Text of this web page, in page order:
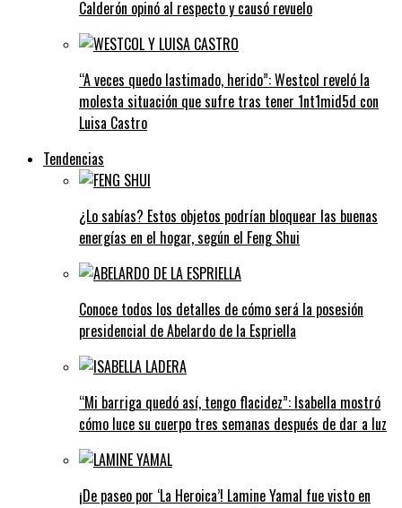
Calderón opinó al respecto y causó revuelo
“A veces quedo lastimado, herido”: Westcol reveló la
molesta situación que sufre tras tener 1nt1mid5d con
Luisa Castro
Tendencias
¿Lo sabías? Estos objetos podrían bloquear las buenas
energías en el hogar, según el Feng Shui
Conoce todos los detalles de cómo será la posesión
presidencial de Abelardo de la Espriella
“Mi barriga quedó así, tengo flacidez”: Isabella mostró
cómo luce su cuerpo tres semanas después de dar a luz
¡De paseo por ‘La Heroica’! Lamine Yamal fue visto en